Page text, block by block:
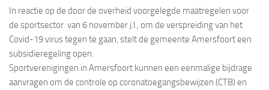
In reactie op de door de overheid voorgelegde maatregelen voor
de sportsector van 6 november j.l., om de verspreiding van het
Covid-19 virus tegen te gaan, stelt de gemeente Amersfoort een
subsidieregeling open.
Sportverenigingen in Amersfoort kunnen een eenmalige bijdrage
aanvragen om de controle op coronatoegangsbewijzen (CTB) en